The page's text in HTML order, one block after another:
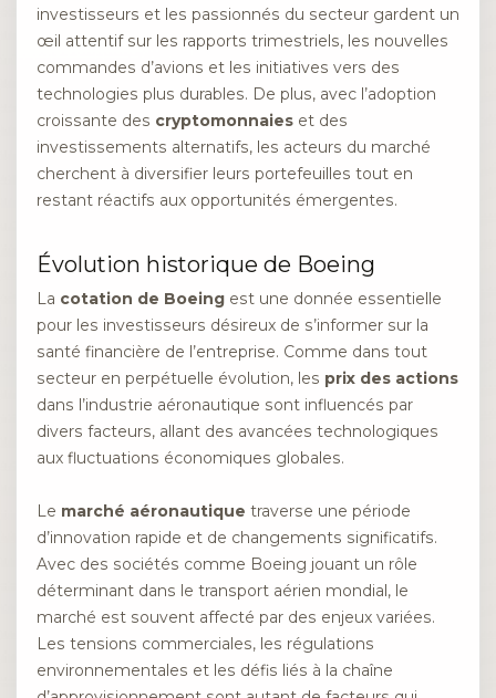
investisseurs et les passionnés du secteur gardent un
œil attentif sur les rapports trimestriels, les nouvelles
commandes d’avions et les initiatives vers des
technologies plus durables. De plus, avec l’adoption
croissante des cryptomonnaies et des
investissements alternatifs, les acteurs du marché
cherchent à diversifier leurs portefeuilles tout en
restant réactifs aux opportunités émergentes.
Évolution historique de Boeing
La cotation de Boeing est une donnée essentielle
pour les investisseurs désireux de s’informer sur la
santé financière de l’entreprise. Comme dans tout
secteur en perpétuelle évolution, les prix des actions
dans l’industrie aéronautique sont influencés par
divers facteurs, allant des avancées technologiques
aux fluctuations économiques globales.
Le marché aéronautique traverse une période
d’innovation rapide et de changements significatifs.
Avec des sociétés comme Boeing jouant un rôle
déterminant dans le transport aérien mondial, le
marché est souvent affecté par des enjeux variées.
Les tensions commerciales, les régulations
environnementales et les défis liés à la chaîne